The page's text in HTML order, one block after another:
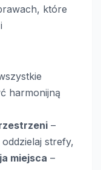
które
harmonijną
–
strefy,
miejsca –